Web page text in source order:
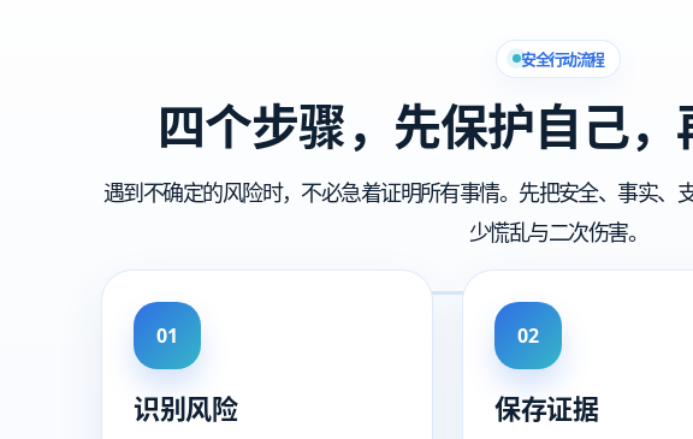
安全行动流程
四个步骤，先保护自己
遇到不确定的风险时，不必急着证明所有事情。先把安全、事实、
少慌乱与二次伤害。
01
识别风险
02
保存证据